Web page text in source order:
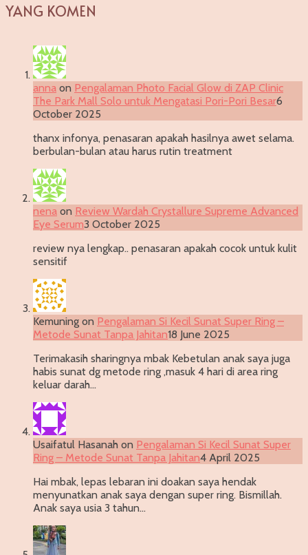
YANG KOMEN
anna on Pengalaman Photo Facial Glow di ZAP Clinic
The Park Mall Solo untuk Mengatasi Pori-Pori Besar6
October 2025
thanx infonya, penasaran apakah hasilnya awet selama.
berbulan-bulan atau harus rutin treatment
nena on Review Wardah Crystallure Supreme Advanced
Eye Serum3 October 2025
review nya lengkap.. penasaran apakah cocok untuk kulit
sensitif
Kemuning on Pengalaman Si Kecil Sunat Super Ring –
Metode Sunat Tanpa Jahitan18 June 2025
Terimakasih sharingnya mbak Kebetulan anak saya juga
habis sunat dg metode ring ,masuk 4 hari di area ring
keluar darah…
Usaifatul Hasanah on Pengalaman Si Kecil Sunat Super
Ring – Metode Sunat Tanpa Jahitan4 April 2025
Hai mbak, lepas lebaran ini doakan saya hendak
menyunatkan anak saya dengan super ring. Bismillah.
Anak saya usia 3 tahun…